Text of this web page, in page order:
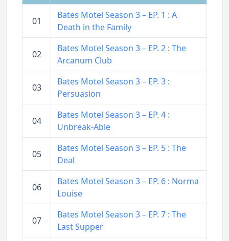
01
Bates Motel Season 3 – EP. 1 : A
Death in the Family
02
Bates Motel Season 3 – EP. 2 : The
Arcanum Club
03
Bates Motel Season 3 – EP. 3 :
Persuasion
04
Bates Motel Season 3 – EP. 4 :
Unbreak-Able
05
Bates Motel Season 3 – EP. 5 : The
Deal
06
Bates Motel Season 3 – EP. 6 : Norma
Louise
07
Bates Motel Season 3 – EP. 7 : The
Last Supper